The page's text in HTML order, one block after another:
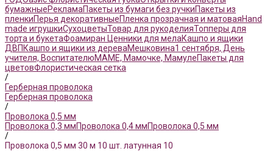
бумажныеРекламаПакеты из бумаги без ручкиПакеты из
пленкиПерья декоративныеПленка прозрачная и матоваяHand
made игрушкиСухоцветыТовар для рукоделияТопперы для
торта и букетаФоамиран Ценники для мелаКашпо и ящики
ДВП Кашпо и ящики из дереваМешковина1 сентября, День
учителя, ВоспитателюМАМЕ, Мамочке, МамулеПакеты для
цветовФлористическая сетка
/
Герберная проволока
Герберная проволока
/
Проволока 0,5 мм
Проволока 0,3 ммПроволока 0,4 ммПроволока 0,5 мм
/
Проволока 0,5 мм 30 м 10 шт. латунная 10